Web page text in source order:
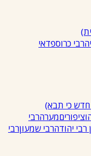
רבי כרוספדאי
חדש כי תבא)
ציפוריםמערהרבי
רבי יהודהרבי שמעוןרבי